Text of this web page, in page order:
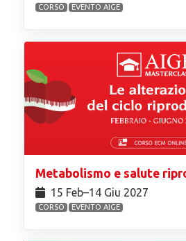
CORSO EVENTO AIGE
Metabolismo e salute
15 Feb⁠–14 Giu 2027
CORSO EVENTO AIGE